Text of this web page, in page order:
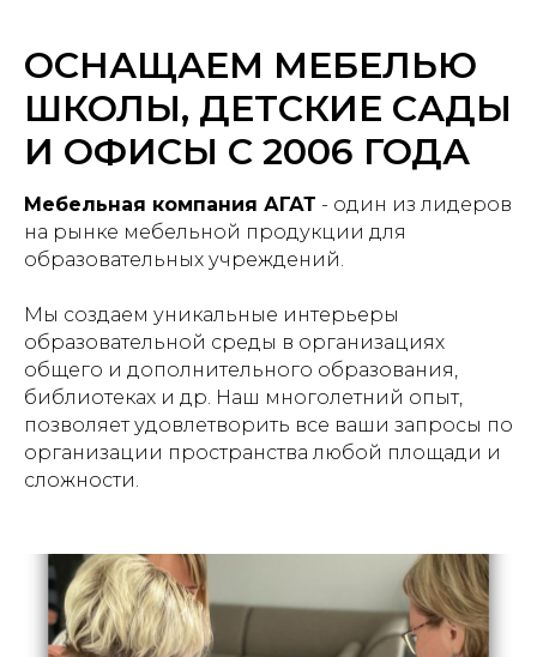
ОСНАЩАЕМ МЕБЕЛЬЮ
ШКОЛЫ, ДЕТСКИЕ САДЫ
И ОФИСЫ С 2006 ГОДА
Мебельная компания АГАТ - один из лидеров
на рынке мебельной продукции для
образовательных учреждений.
Мы создаем уникальные интерьеры
образовательной среды в организациях
общего и дополнительного образования,
библиотеках и др. Наш многолетний опыт,
позволяет удовлетворить все ваши запросы по
организации пространства любой площади и
сложности.